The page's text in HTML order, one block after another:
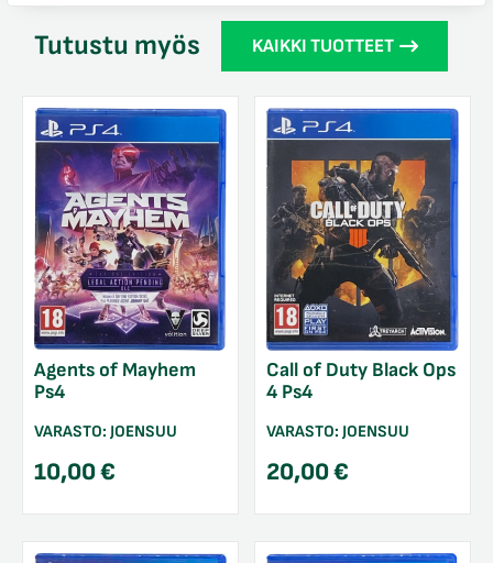
Tutustu myös KAIKKI TUOTTEET
Agents of Mayhem
Ps4
VARASTO: JOENSUU
10,00€
Call of Duty Black Ops
4 Ps4
VARASTO: JOENSUU
20,00€